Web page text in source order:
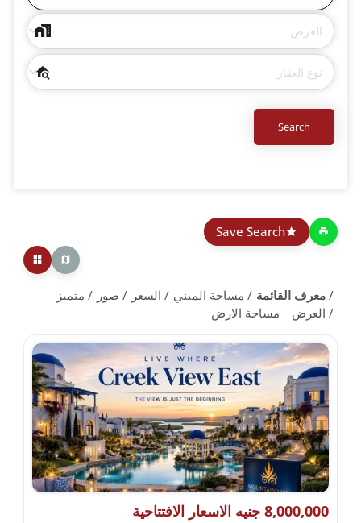
Save Search
معرف القائمة مساحة المبني السعر صور
متميز
العرض
مساحة الارض
8,000,000 جنيه الاسعار الافتتاحية